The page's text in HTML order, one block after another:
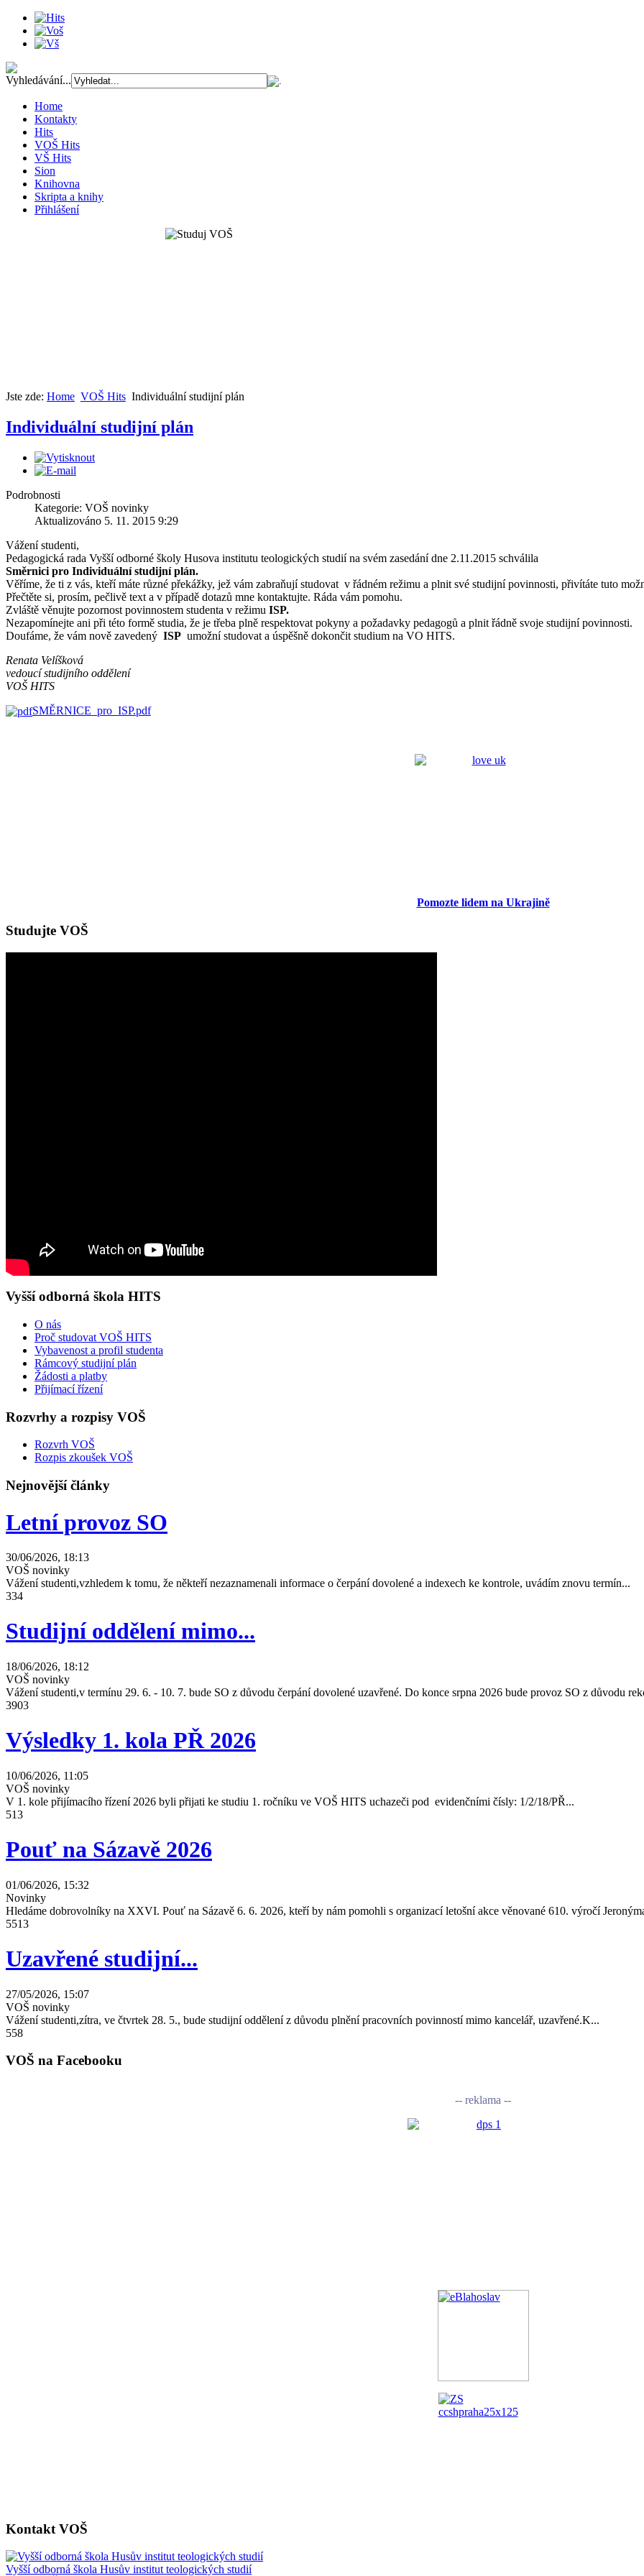
Vyhledávání...
Home
Kontakty
Hits
VOŠ Hits
VŠ Hits
Sion
Knihovna
Skripta a knihy
Přihlášení
Jste zde: Home VOŠ Hits Individuální studijní plán
Individuální studijní plán
Podrobnosti
Kategorie: VOŠ novinky
Aktualizováno 5. 11. 2015 9:29
Vážení studenti,
Pedagogická rada Vyšší odborné školy Husova institutu teologických studií na svém zasedání dne 2.11.2015 schválila
Směrnici pro Individuální studijní plán.
Věříme, že ti z vás, kteří máte různé překážky, jež vám zabraňují studovat v řádném režimu a plnit své studijní povinnosti, přivítáte tuto
Přečtěte si, prosím, pečlivě text a v případě dotazů mne kontaktujte. Ráda vám pomohu.
Zvláště věnujte pozornost povinnostem studenta v režimu ISP.
Nezapomínejte ani při této formě studia, že je třeba plně respektovat pokyny a požadavky pedagogů a plnit řádně svoje studijní povinnosti.
Doufáme, že vám nově zavedený ISP umožní studovat a úspěšně dokončit studium na VO HITS.
Renata Velíšková
vedoucí studijního oddělení
VOŠ HITS
SMĚRNICE_pro_ISP.pdf
Pomozte lidem na Ukrajině
Studujte VOŠ
Vyšší odborná škola HITS
O nás
Proč studovat VOŠ HITS
Vybavenost a profil studenta
Rámcový studijní plán
Žádosti a platby
Přijímací řízení
Rozvrhy a rozpisy VOŠ
Rozvrh VOŠ
Rozpis zkoušek VOŠ
Nejnovější články
Letní provoz SO
30/06/2026, 18:13
VOŠ novinky
Vážení studenti,vzhledem k tomu, že někteří nezaznamenali informace o čerpání dovolené a indexech ke kontrole, uvádím znovu termín...
334
Studijní oddělení mimo...
18/06/2026, 18:12
VOŠ novinky
Vážení studenti,v termínu 29. 6. - 10. 7. bude SO z důvodu čerpání dovolené uzavřené. Do konce srpna 2026 bude provoz SO z důvodu
3903
Výsledky 1. kola PŘ 2026
10/06/2026, 11:05
VOŠ novinky
V 1. kole přijímacího řízení 2026 byli přijati ke studiu 1. ročníku ve VOŠ HITS uchazeči pod evidenčními čísly: 1/2/18/PŘ...
513
Pouť na Sázavě 2026
01/06/2026, 15:32
Novinky
Hledáme dobrovolníky na XXVI. Pouť na Sázavě 6. 6. 2026, kteří by nám pomohli s organizací letošní akce věnované 610. výročí
5513
Uzavřené studijní...
27/05/2026, 15:07
VOŠ novinky
Vážení studenti,zítra, ve čtvrtek 28. 5., bude studijní oddělení z důvodu plnění pracovních povinností mimo kancelář, uzavřené.K...
558
VOŠ na Facebooku
-- reklama --
Kontakt VOŠ
Vyšší odborná škola Husův institut teologických studií